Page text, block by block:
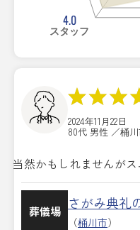
4.0
スタッフ
2024年11月22日
80代 男性 ／桶
当然かもしれませんがス
葬儀場 さがみ典礼
（桶川市）